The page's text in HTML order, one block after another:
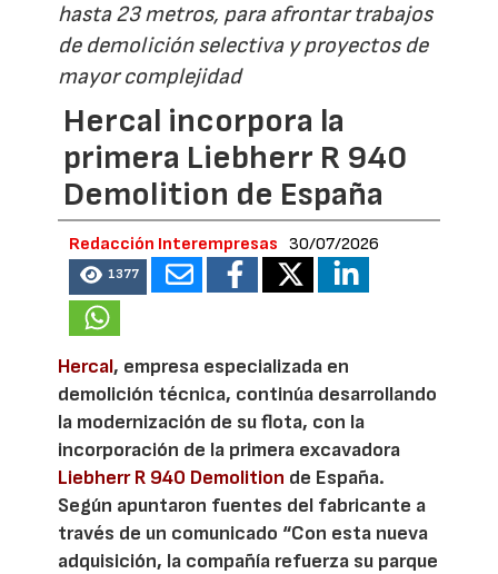
hasta 23 metros, para afrontar trabajos
de demolición selectiva y proyectos de
mayor complejidad
Hercal incorpora la
primera Liebherr R 940
Demolition de España
Redacción Interempresas 30/07/2026
1377
Hercal, empresa especializada en
demolición técnica, continúa desarrollando
la modernización de su flota, con la
incorporación de la primera excavadora
Liebherr R 940 Demolition de España.
Según apuntaron fuentes del fabricante a
través de un comunicado “Con esta nueva
adquisición, la compañía refuerza su parque